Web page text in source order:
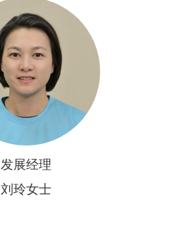
发展经理
刘玲女士